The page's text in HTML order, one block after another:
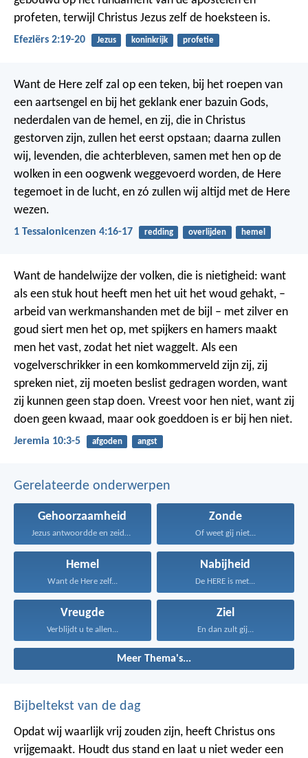
profeten, terwijl Christus Jezus zelf de hoeksteen is.
Efeziërs 2:19-20 Jezus koninkrijk profetie
Want de Here zelf zal op een teken, bij het roepen van
een aartsengel en bij het geklank ener bazuin Gods,
nederdalen van de hemel, en zij, die in Christus
gestorven zijn, zullen het eerst opstaan; daarna zullen
wij, levenden, die achterbleven, samen met hen op de
wolken in een oogwenk weggevoerd worden, de Here
tegemoet in de lucht, en zó zullen wij altijd met de Here
wezen.
1 Tessalonicenzen 4:16-17 redding overlijden hemel
Want de handelwijze der volken, die is nietigheid: want
als een stuk hout heeft men het uit het woud gehakt, –
arbeid van werkmanshanden met de bijl – met zilver en
goud siert men het op, met spijkers en hamers maakt
men het vast, zodat het niet waggelt. Als een
vogelverschrikker in een komkommerveld zijn zij, zij
spreken niet, zij moeten beslist gedragen worden, want
zij kunnen geen stap doen. Vreest voor hen niet, want zij
doen geen kwaad, maar ook goeddoen is er bij hen niet.
Jeremia 10:3-5 afgoden angst
Gerelateerde onderwerpen
Gehoorzaamheid
Jezus antwoordde en zeide...
Zonde
Of weet gij niet...
Hemel
Want de Here zelf...
Nabijheid
De HERE is met...
Vreugde
Verblijdt u te allen...
Ziel
En dan zult gij...
Meer Thema's...
Bijbeltekst van de dag
Opdat wij waarlijk vrij zouden zijn, heeft Christus ons
vrijgemaakt. Houdt dus stand en laat u niet weder een